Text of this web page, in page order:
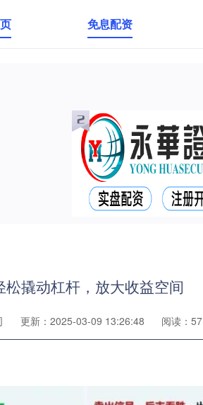
免息配资
撬动杠杆，放大收益空间
更新：2025-03-09 13:26:48 阅读：57